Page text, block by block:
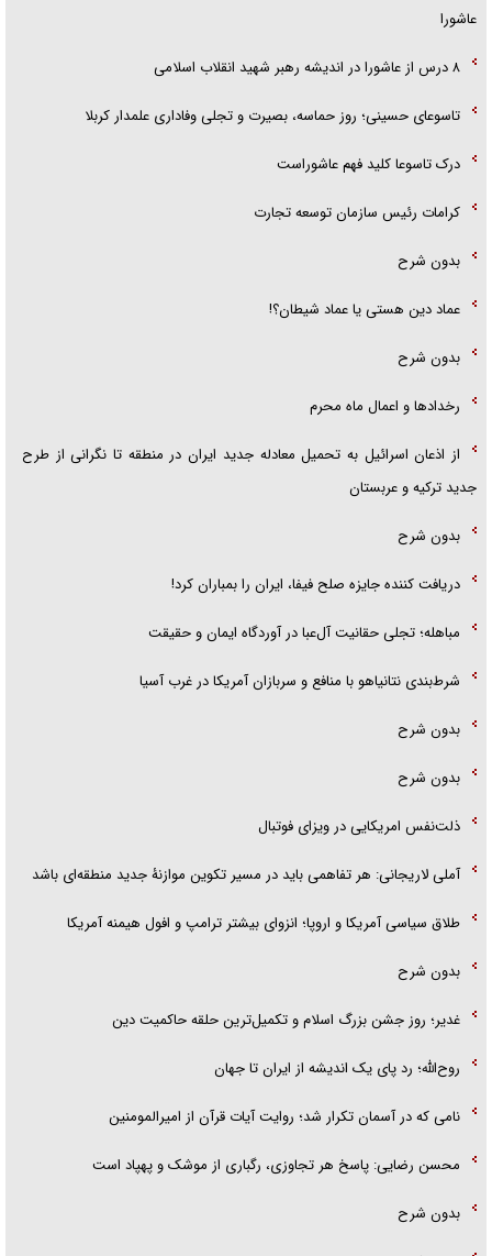
عاشورا
۸ درس از عاشورا در اندیشه رهبر شهید انقلاب اسلامی
تاسوعای حسینی؛ روز حماسه، بصیرت و تجلی وفاداری علمدار کربلا
درک تاسوعا کلید فهم عاشوراست
کرامات رئیس سازمان توسعه تجارت
بدون شرح
عماد دین هستی یا عماد شیطان؟!
بدون شرح
رخداد‌ها و اعمال ماه محرم
از اذعان اسرائیل به تحمیل معادله جدید ایران در منطقه تا نگرانی از طرح
جدید ترکیه و عربستان
بدون شرح
دریافت کننده جایزه صلح فیفا، ایران را بمباران کرد!
مباهله؛ تجلی حقانیت آل‌عبا در آوردگاه ایمان و حقیقت
شرط‌بندی نتانیاهو با منافع و سربازان آمریکا در غرب آسیا
بدون شرح
بدون شرح
ذلت‌نفس امریکایی در ویزای فوتبال
آملی لاریجانی: هر تفاهمی باید در مسیر تکوین موازنۀ جدید منطقه‌ای باشد
طلاق سیاسی آمریکا و اروپا؛ انزوای بیشتر ترامپ و افول هیمنه آمریکا
بدون شرح
غدیر؛ روز جشن بزرگ اسلام و تکمیل‌ترین حلقه حاکمیت دین
روح‌الله؛ رد پای یک اندیشه از ایران تا جهان
نامی که در آسمان تکرار شد؛ روایت آیات قرآن از امیرالمومنین
محسن رضایی: پاسخ هر تجاوزی، رگباری از موشک و پهپاد است
بدون شرح